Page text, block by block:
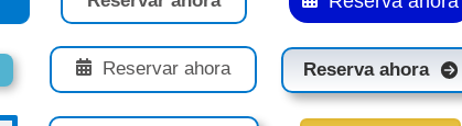
Reservar ahora Reserva ahora